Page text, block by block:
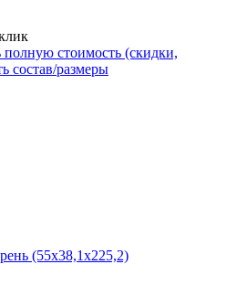
полную стоимость (скидки,
состав/размеры
(55x38,1x225,2)